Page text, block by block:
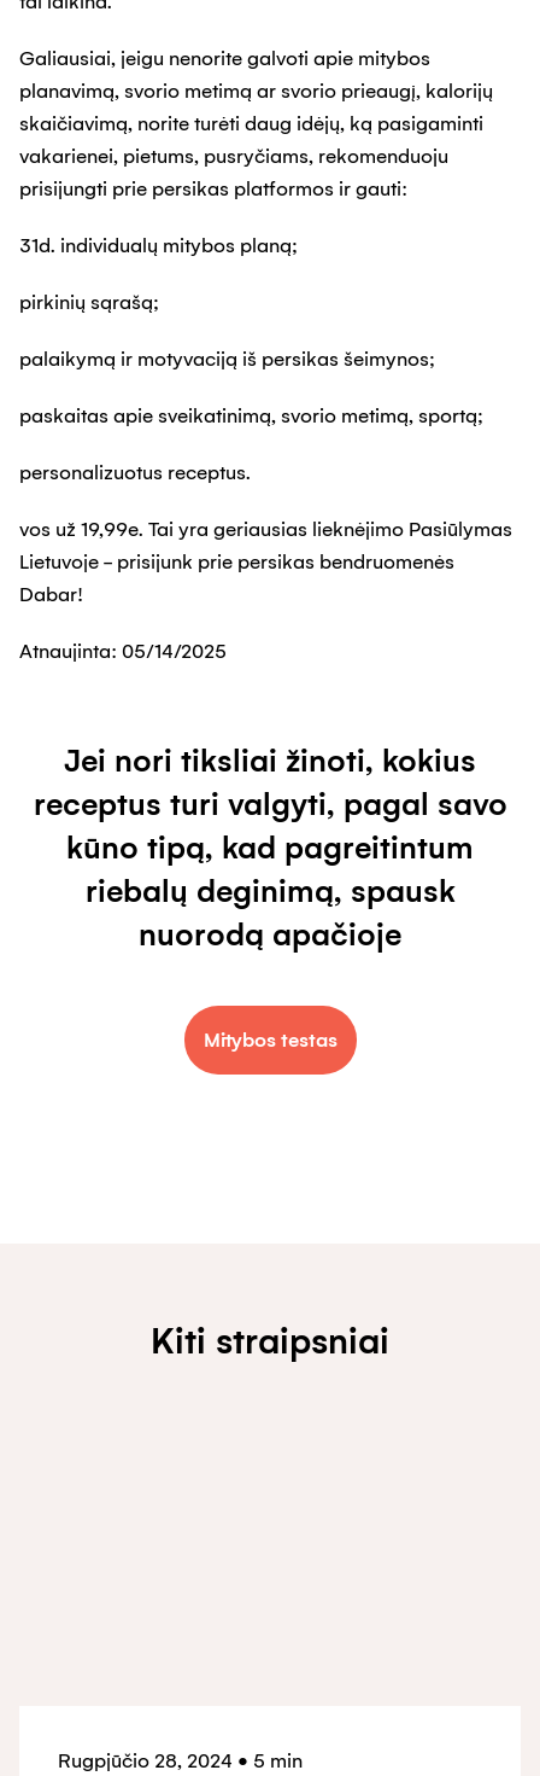
Galiausiai, jeigu nenorite galvoti apie mitybos
planavimą, svorio metimą ar svorio prieaugį, kalorijų
skaičiavimą, norite turėti daug idėjų, ką pasigaminti
vakarienei, pietums, pusryčiams, rekomenduoju
prisijungti prie persikas platformos ir gauti:
31d. individualų mitybos planą;
pirkinių sąrašą;
palaikymą ir motyvaciją iš persikas šeimynos;
paskaitas apie sveikatinimą, svorio metimą, sportą;
personalizuotus receptus.
vos už 19,99e. Tai yra geriausias lieknėjimo Pasiūlymas
Lietuvoje - prisijunk prie persikas bendruomenės
Dabar!
Atnaujinta: 05/14/2025
Jei nori tiksliai žinoti, kokius
receptus turi valgyti, pagal savo
kūno tipą, kad pagreitintum
riebalų deginimą, spausk
nuorodą apačioje
Mitybos testas
Kiti straipsniai
Rugpjūčio 28, 2024 • 5 min